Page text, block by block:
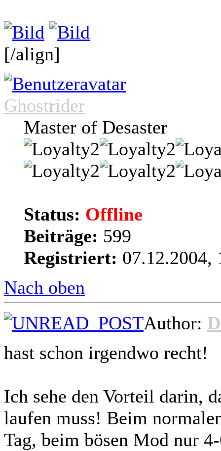
[/align]
Ghostrider
Master of Desaster
Status: Offline
Beiträge: 599
Registriert: 07.12.2004,
Nach oben
Author:
hast schon irgendwo recht!
Ich sehe den Vorteil darin,
laufen muss! Beim
Tag, beim bösen Mod nur